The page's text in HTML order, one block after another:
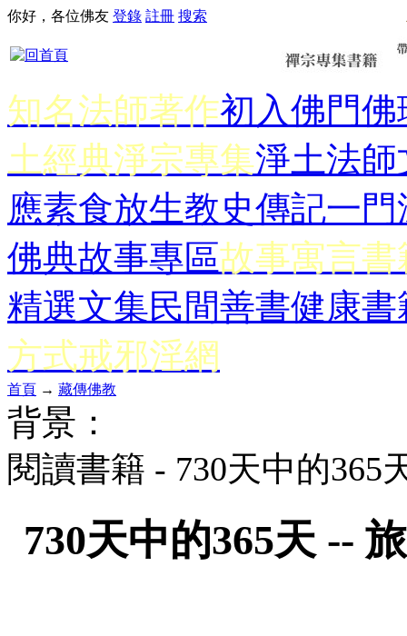
你好，各位佛友 登錄 註冊 搜索
知名法師著作初入佛門佛
土經典淨宗專集淨土法師
應素食放生教史傳記一門
佛典故事專區故事寓言書
精選文集民間善書健康書
方式戒邪淫網
首頁 → 藏傳佛教
背景：
閱讀書籍 - 730天中的
730天中的365天 --